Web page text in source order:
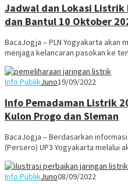
Jadwal dan Lokasi Listrik
dan Bantul 10 Oktober
BacaJogja – PLN Yogyakarta akan
menjaga kelancaran pasokan ke
Info PublikJuno19/09/2022
Info Pemadaman Listrik
Kulon Progo dan Sleman
BacaJogja – Berdasarkan
(Persero) UP3 Yogyakarta melalui
Info PublikJuno08/09/2022